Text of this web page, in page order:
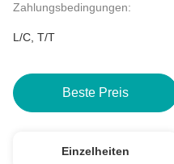
Zahlungsbedingungen:
L/C, T/T
Beste Preis
Einzelheiten